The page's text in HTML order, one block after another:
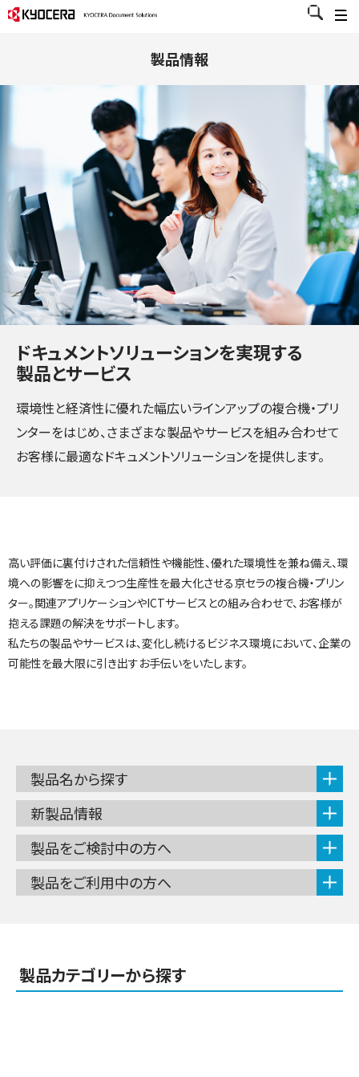
製品情報
ドキュメントソリューションを実現する
製品とサービス
環境性と経済性に優れた幅広いラインアップの複合機‧プリ
ンターをはじめ、さまざまな製品やサービスを組み合わせて
お客様に最適なドキュメントソリューションを提供します。
高い評価に裏付けされた信頼性や機能性、優れた環境性を兼ね備え、環
境への影響をに抑えつつ生産性を最大化させる京セラの複合機・プリン
ター。関連アプリケーションやICTサービスとの組み合わせで、お客様が
抱える課題の解決をサポートします。
私たちの製品やサービスは、変化し続けるビジネス環境において、企業の
可能性を最大限に引き出すお手伝いをいたします。
製品名から探す
新製品情報
製品をご検討中の方へ
製品をご利用中の方へ
製品カテゴリーから探す